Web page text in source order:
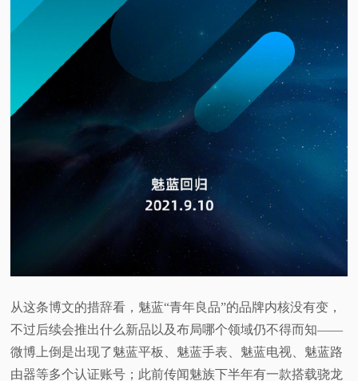
从这条博文的措辞看，魅蓝“青年良品”的品牌内核没有变，
不过后续会推出什么新品以及布局哪个领域仍不得而知——
微博上倒是出现了魅蓝平板、魅蓝手表、魅蓝电视、魅蓝路
由器等多个认证账号；此前传闻魅族下半年有一款搭载骁龙